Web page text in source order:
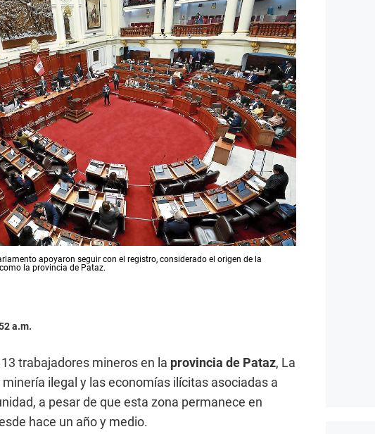
apoyaron seguir con el registro, considerado el origen de la
la provincia de Pataz.
a.m.
trabajadores mineros en la provincia de Pataz, La
ilegal y las economías ilícitas asociadas a
a pesar de que esta zona permanece en
hace un año y medio.